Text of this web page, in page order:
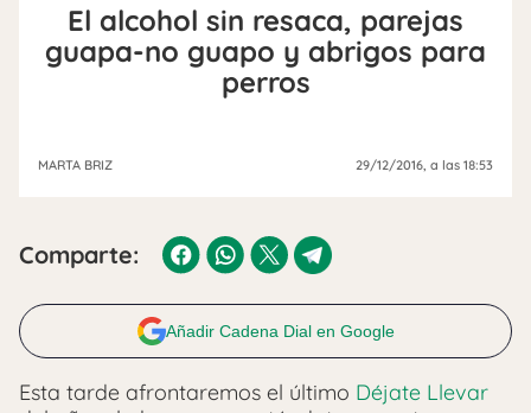
El alcohol sin resaca, parejas
guapa-no guapo y abrigos para
perros
MARTA BRIZ 29/12/2016 , a las 18:53
Comparte:
Añadir Cadena Dial en Google
Esta tarde afrontaremos el último Déjate Llevar